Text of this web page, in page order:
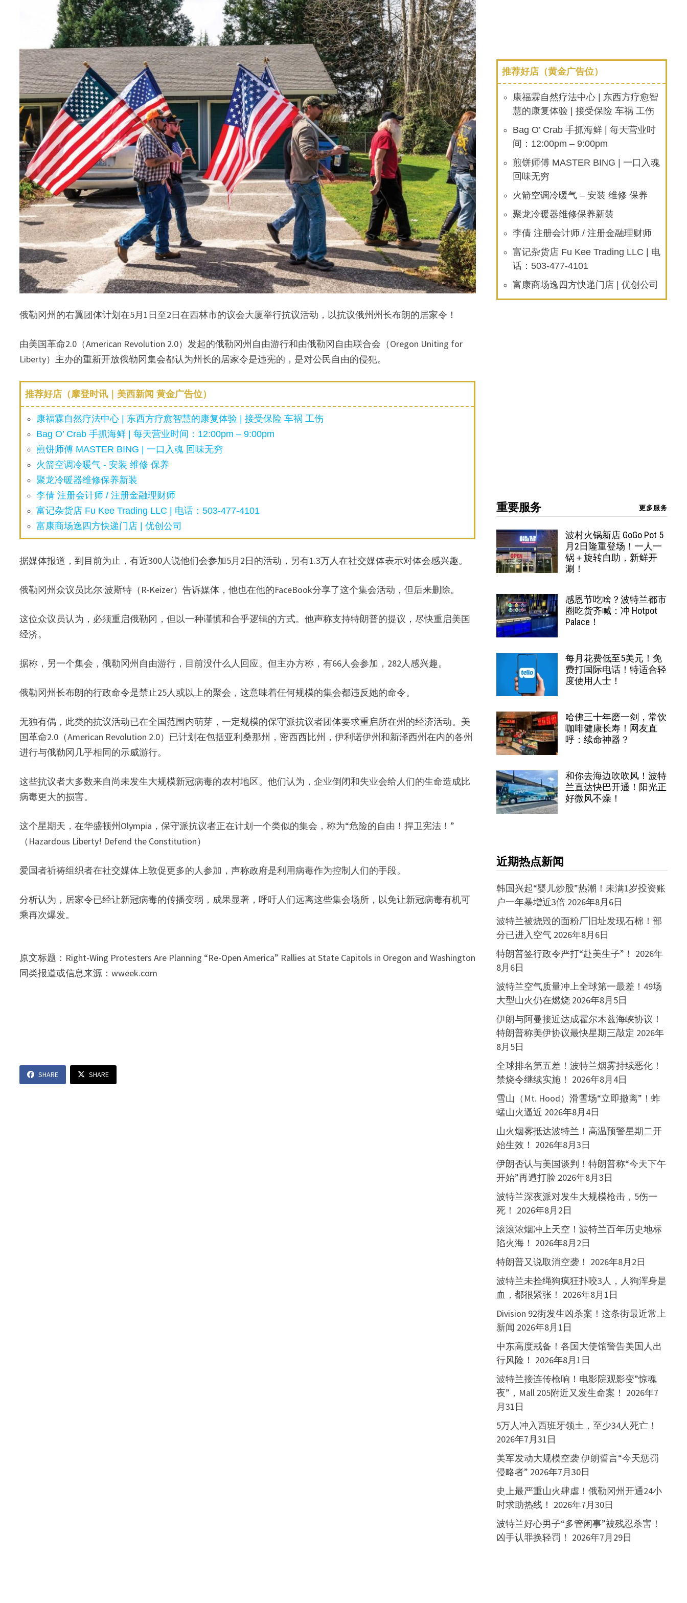
俄勒冈州的右翼团体计划在5月1日至2日在西林市的议会大厦举行抗议活动，以抗议俄州州长布朗的居家令！
由美国革命2.0（American Revolution 2.0）发起的俄勒冈州自由游行和由俄勒冈自由联合会（Oregon Uniting for
Liberty）主办的重新开放俄勒冈集会都认为州长的居家令是违宪的，是对公民自由的侵犯。
推荐好店（摩登时讯｜美西新闻 黄金广告位）
康福霖自然疗法中心 | 东西方疗愈智慧的康复体验 | 接受保险 车祸 工伤
Bag O’ Crab 手抓海鲜 | 每天营业时间：12:00pm – 9:00pm
煎饼师傅 MASTER BING | 一口入魂 回味无穷
火箭空调冷暖气 - 安装 维修 保养
聚龙冷暖器维修保养新装
李倩 注册会计师 / 注册金融理财师
富记杂货店 Fu Kee Trading LLC | 电话：503-477-4101
富康商场逸四方快递门店 | 优创公司
据媒体报道，到目前为止，有近300人说他们会参加5月2日的活动，另有1.3万人在社交媒体表示对体会感兴趣。
俄勒冈州众议员比尔·波斯特（R-Keizer）告诉媒体，他也在他的FaceBook分享了这个集会活动，但后来删除。
这位众议员认为，必须重启俄勒冈，但以一种谨慎和合乎逻辑的方式。他声称支持特朗普的提议，尽快重启美国
经济。
据称，另一个集会，俄勒冈州自由游行，目前没什么人回应。但主办方称，有66人会参加，282人感兴趣。
俄勒冈州长布朗的行政命令是禁止25人或以上的聚会，这意味着任何规模的集会都违反她的命令。
无独有偶，此类的抗议活动已在全国范围内萌芽，一定规模的保守派抗议者团体要求重启所在州的经济活动。美
国革命2.0（American Revolution 2.0）已计划在包括亚利桑那州，密西西比州，伊利诺伊州和新泽西州在内的各州
进行与俄勒冈几乎相同的示威游行。
这些抗议者大多数来自尚未发生大规模新冠病毒的农村地区。他们认为，企业倒闭和失业会给人们的生命造成比
病毒更大的损害。
这个星期天，在华盛顿州Olympia，保守派抗议者正在计划一个类似的集会，称为“危险的自由！捍卫宪法！”
（Hazardous Liberty! Defend the Constitution）
爱国者祈祷组织者在社交媒体上敦促更多的人参加，声称政府是利用病毒作为控制人们的手段。
分析认为，居家令已经让新冠病毒的传播变弱，成果显著，呼吁人们远离这些集会场所，以免让新冠病毒有机可
乘再次爆发。
原文标题：Right-Wing Protesters Are Planning “Re-Open America” Rallies at State Capitols in Oregon and Washington
同类报道或信息来源：wweek.com
SHARE SHARE
推荐好店（黄金广告位）
康福霖自然疗法中心 | 东西方疗愈智
慧的康复体验 | 接受保险 车祸 工伤
Bag O’ Crab 手抓海鲜 | 每天营业时
间：12:00pm – 9:00pm
煎饼师傅 MASTER BING | 一口入魂
回味无穷
火箭空调冷暖气 – 安装 维修 保养
聚龙冷暖器维修保养新装
李倩 注册会计师 / 注册金融理财师
富记杂货店 Fu Kee Trading LLC | 电
话：503-477-4101
富康商场逸四方快递门店 | 优创公司
重要服务 更多服务
波村火锅新店 GoGo Pot 5
月2日隆重登场！一人一
锅＋旋转自助，新鲜开
涮！
感恩节吃啥？波特兰都市
圈吃货齐喊：冲 Hotpot
Palace！
每月花费低至5美元！免
费打国际电话！特适合轻
度使用人士！
哈佛三十年磨一剑，常饮
咖啡健康长寿！网友直
呼：续命神器？
和你去海边吹吹风！波特
兰直达快巴开通！阳光正
好微风不燥！
近期热点新闻
韩国兴起“婴儿炒股”热潮！未满1岁投资账
户一年暴增近3倍 2026年8月6日
波特兰被烧毁的面粉厂旧址发现石棉！部
分已进入空气 2026年8月6日
特朗普签行政令严打“赴美生子”！ 2026年
8月6日
波特兰空气质量冲上全球第一最差！49场
大型山火仍在燃烧 2026年8月5日
伊朗与阿曼接近达成霍尔木兹海峡协议！
特朗普称美伊协议最快星期三敲定 2026年
8月5日
全球排名第五差！波特兰烟雾持续恶化！
禁烧令继续实施！ 2026年8月4日
雪山（Mt. Hood）滑雪场“立即撤离”！蚱
蜢山火逼近 2026年8月4日
山火烟雾抵达波特兰！高温预警星期二开
始生效！ 2026年8月3日
伊朗否认与美国谈判！特朗普称“今天下午
开始”再遭打脸 2026年8月3日
波特兰深夜派对发生大规模枪击，5伤一
死！ 2026年8月2日
滚滚浓烟冲上天空！波特兰百年历史地标
陷火海！ 2026年8月2日
特朗普又说取消空袭！ 2026年8月2日
波特兰未拴绳狗疯狂扑咬3人，人狗浑身是
血，都很紧张！ 2026年8月1日
Division 92街发生凶杀案！这条街最近常上
新闻 2026年8月1日
中东高度戒备！各国大使馆警告美国人出
行风险！ 2026年8月1日
波特兰接连传枪响！电影院观影变”惊魂
夜”，Mall 205附近又发生命案！ 2026年7
月31日
5万人冲入西班牙领土，至少34人死亡！
2026年7月31日
美军发动大规模空袭 伊朗誓言“今天惩罚
侵略者” 2026年7月30日
史上最严重山火肆虐！俄勒冈州开通24小
时求助热线！ 2026年7月30日
波特兰好心男子“多管闲事”被残忍杀害！
凶手认罪换轻罚！ 2026年7月29日